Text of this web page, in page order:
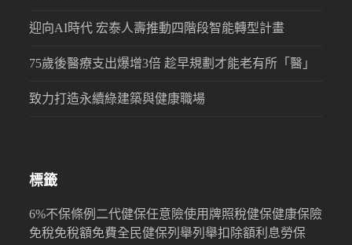
迎向AI時代 宏泰人壽推動四階段智能轉型計畫
75歲後醫療支出爆增3倍 趁早規劃才能老有所「醫」
致力打造永續綠建築與健康職場
標籤
6%不保條例 二代健保任意險使用牌照稅健保健康保險
免稅免稅額免費全民健保列舉列舉扣除額利息勞保